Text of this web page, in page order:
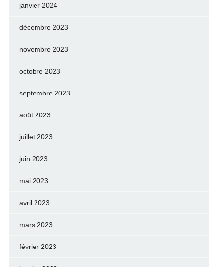
janvier 2024
décembre 2023
novembre 2023
octobre 2023
septembre 2023
août 2023
juillet 2023
juin 2023
mai 2023
avril 2023
mars 2023
février 2023